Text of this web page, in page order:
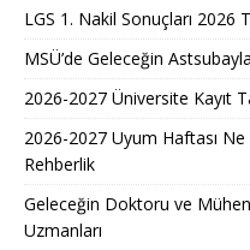
LGS 1. Nakil Sonuçları 2026
MSÜ’de Geleceğin
2026-2027 Üniversite Kayıt
2026-2027 Uyum Haftası
Rehberlik
Geleceğin Doktoru ve
Uzmanları